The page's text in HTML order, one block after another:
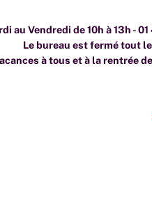
au Vendredi de 10h à 13h -
Le bureau est fermé tout
à tous et à la rentrée